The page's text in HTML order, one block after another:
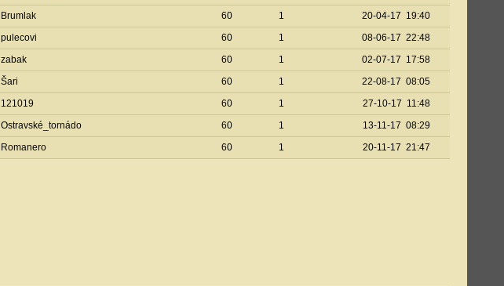
Brumlak 60 1
20-04-17 19:40
pulecovi 60 1
08-06-17 22:48
zabak 60 1
02-07-17 17:58
Šari 60 1
22-08-17 08:05
121019 60 1
27-10-17 11:48
Ostravské_tornádo 60 1
13-11-17 08:29
Romanero 60 1 20-11-17 21:47